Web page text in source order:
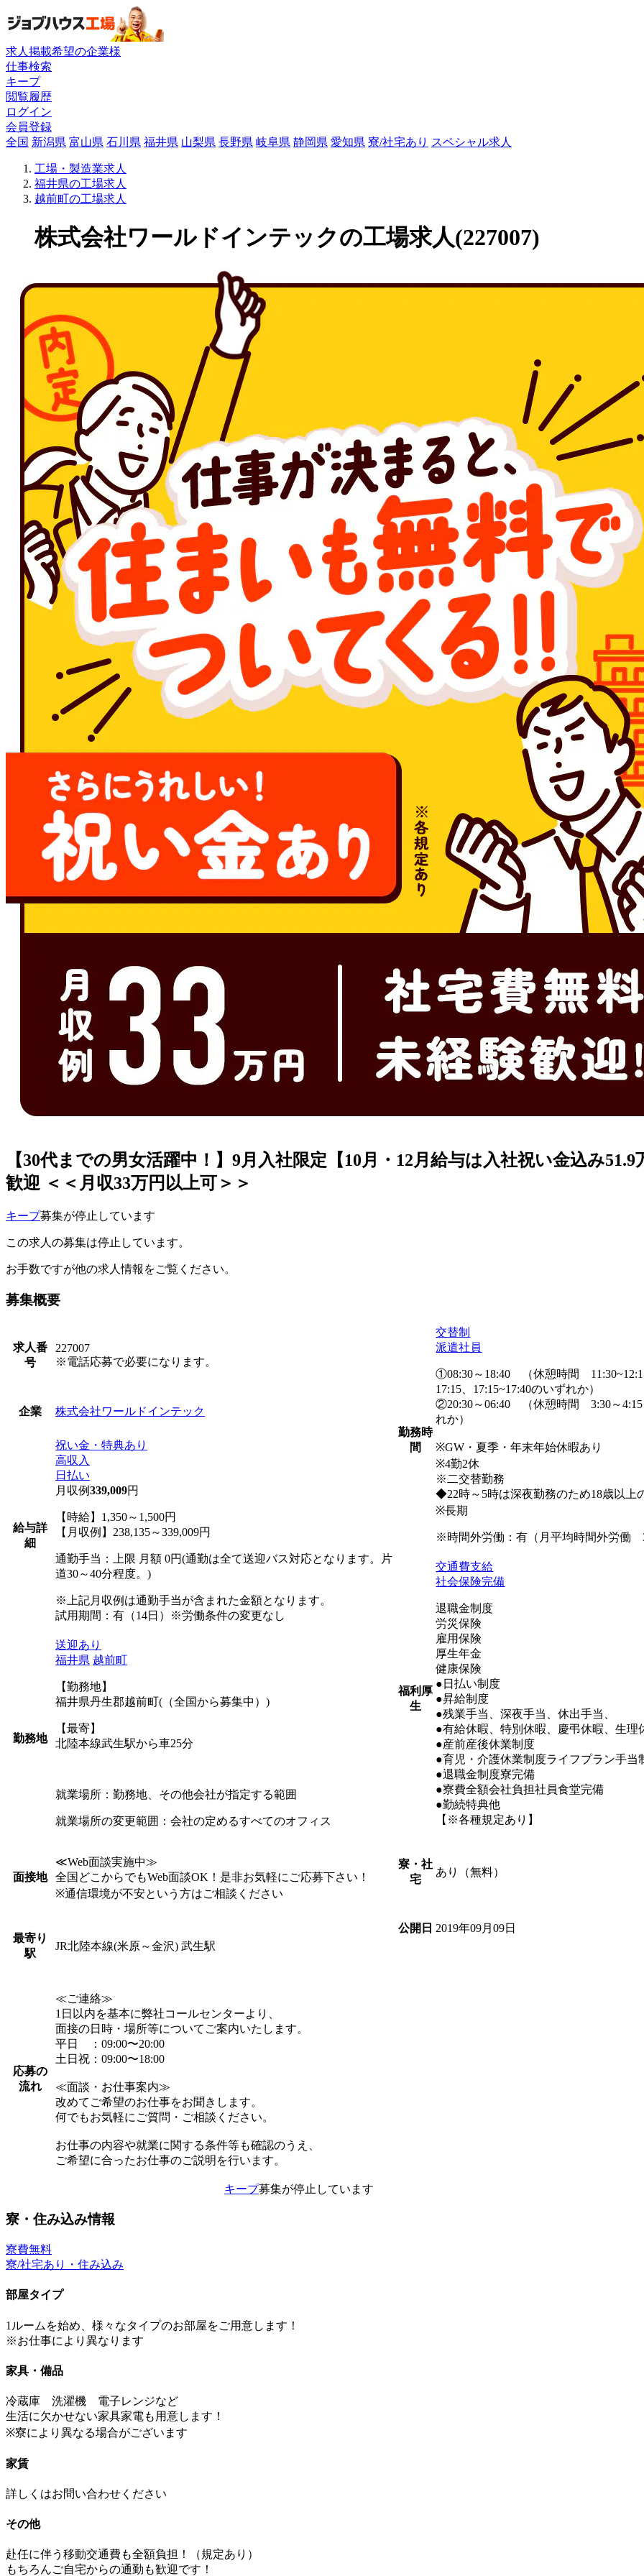
求人掲載希望の企業様
仕事検索
キープ
閲覧履歴
ログイン
会員登録
全国 新潟県 富山県 石川県 福井県 山梨県 長野県 岐阜県 静岡県 愛知県 寮/社宅あり スペシャル求人
工場・製造業求人
福井県の工場求人
越前町の工場求人
株式会社ワールドインテックの工場求人(227007)
【30代までの男女活躍中！】9月入社限定【10月・12月給与は入社祝い金込み
歓迎 ＜＜月収33万円以上可＞＞
キープ募集が停止しています
この求人の募集は停止しています。
お手数ですが他の求人情報をご覧ください。
募集概要
求人番
号
227007
※電話応募で必要になります。
企業 株式会社ワールドインテック
給与詳
細
祝い金・特典あり
高収入
日払い
月収例339,009円
【時給】1,350～1,500円
【月収例】238,135～339,009円
通勤手当：上限 月額 0円(通勤は全て送迎バス対応となります。片
道30～40分程度。)
※上記月収例は通勤手当が含まれた金額となります。
試用期間：有（14日）※労働条件の変更なし
勤務地
送迎あり
福井県 越前町
【勤務地】
福井県丹生郡越前町(（全国から募集中）)
【最寄】
北陸本線武生駅から車25分
就業場所：勤務地、その他会社が指定する範囲
就業場所の変更範囲：会社の定めるすべてのオフィス
面接地
≪Web面談実施中≫
全国どこからでもWeb面談OK！是非お気軽にご応募下さい！
※通信環境が不安という方はご相談ください
最寄り
駅
JR北陸本線(米原～金沢) 武生駅
応募の
流れ
≪ご連絡≫
1日以内を基本に弊社コールセンターより、
面接の日時・場所等についてご案内いたします。
平日 ：09:00〜20:00
土日祝：09:00〜18:00
≪面談・お仕事案内≫
改めてご希望のお仕事をお聞きします。
何でもお気軽にご質問・ご相談ください。
お仕事の内容や就業に関する条件等も確認のうえ、
ご希望に合ったお仕事のご説明を行います。
勤務時
間
交替制
派遣社員
①08:30～18:40 （休憩時間 11:30~12:15
17:15、17:15~17:40のいずれか）
②20:30～06:40 （休憩時間 3:30～4:15
れか）
※GW・夏季・年末年始休暇あり
※4勤2休
※二交替勤務
◆22時～5時は深夜勤務のため18歳以上
※長期
※時間外労働：有（月平均時間外労働
福利厚
生
交通費支給
社会保険完備
退職金制度
労災保険
雇用保険
厚生年金
健康保険
●日払い制度
●昇給制度
●残業手当、深夜手当、休出手当、
●有給休暇、特別休暇、慶弔休暇、生理
●産前産後休業制度
●育児・介護休業制度ライフプラン手当
●退職金制度寮完備
●寮費全額会社負担社員食堂完備
●勤続特典他
【※各種規定あり】
寮・社
宅
あり（無料）
公開日 2019年09月09日
キープ募集が停止しています
寮・住み込み情報
寮費無料
寮/社宅あり・住み込み
部屋タイプ
1ルームを始め、様々なタイプのお部屋をご用意します！
※お仕事により異なります
家具・備品
冷蔵庫 洗濯機 電子レンジなど
生活に欠かせない家具家電も用意します！
※寮により異なる場合がございます
家賃
詳しくはお問い合わせください
その他
赴任に伴う移動交通費も全額負担！（規定あり）
もちろんご自宅からの通勤も歓迎です！